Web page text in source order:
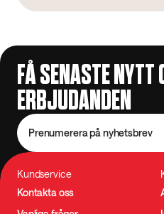
FÅ SENASTE NYTT
ERBJUDANDEN
Prenumerera på nyhetsbrev
Kundservice
Kontakta oss